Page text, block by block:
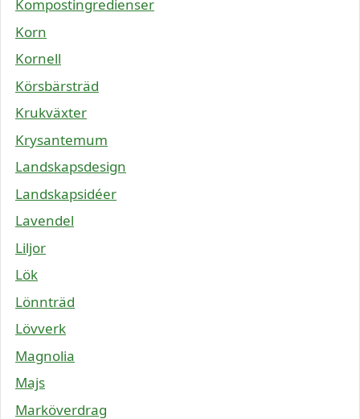
Kompostingredienser
Korn
Kornell
Körsbärsträd
Krukväxter
Krysantemum
Landskapsdesign
Landskapsidéer
Lavendel
Liljor
Lök
Lönnträd
Lövverk
Magnolia
Majs
Marköverdrag